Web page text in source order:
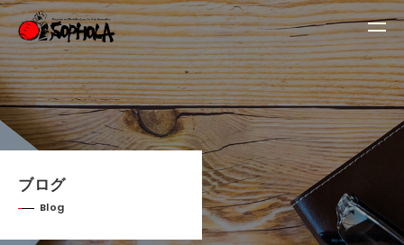
ブログ
Blog